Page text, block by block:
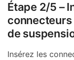
Étape 2/5 –
de
Insérez les